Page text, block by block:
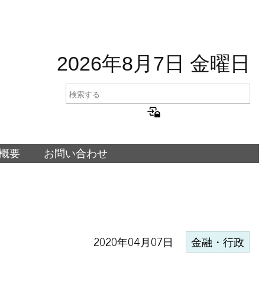
2026年8月7日 金曜日
要 お問い合わせ
2020年04月07日 金融・行政